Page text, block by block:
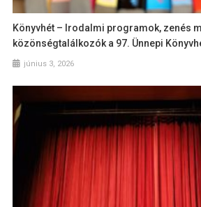
Könyvhét – Irodalmi programok, zenés
közönségtalálkozók a 97. Ünnepi
június 3, 2026